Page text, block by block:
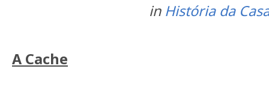
in História da
A Cache